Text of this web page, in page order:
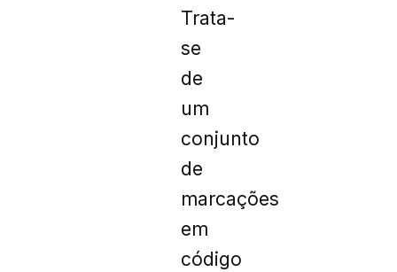
Trata-
se
de
um
conjunto
de
marcações
em
código